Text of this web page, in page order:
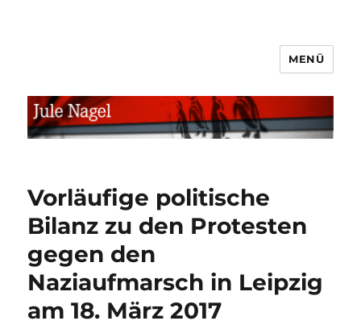
MENÜ
Vorläufige politische
Bilanz zu den Protesten
gegen den
Naziaufmarsch in Leipzig
am 18. März 2017